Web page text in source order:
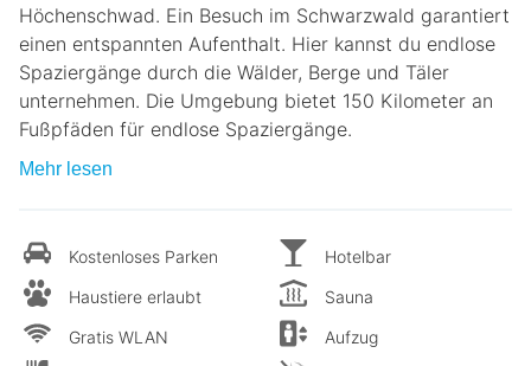
Höchenschwad. Ein Besuch im Schwarzwald garantiert
einen entspannten Aufenthalt. Hier kannst du endlose
Spaziergänge durch die Wälder, Berge und Täler
unternehmen. Die Umgebung bietet 150 Kilometer an
Fußpfäden für endlose Spaziergänge.
Mehr lesen
Kostenloses Parken
Haustiere erlaubt
Gratis WLAN
Hotelbar
Sauna
Aufzug